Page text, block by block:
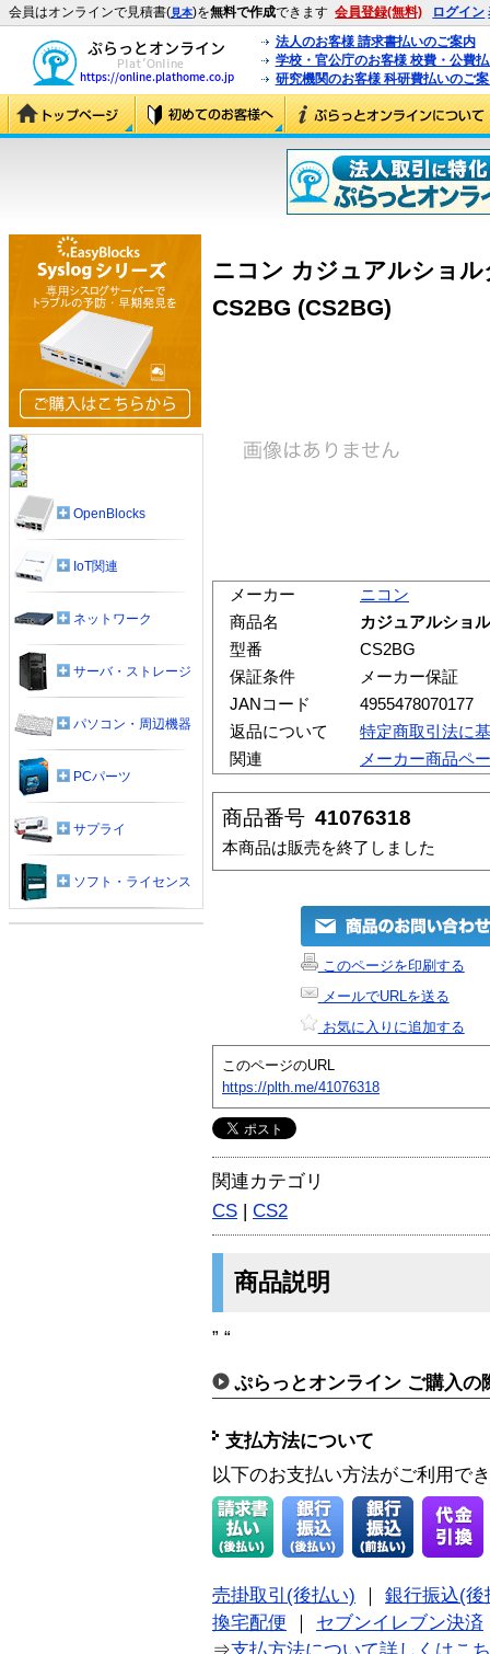
会員はオンラインで見積書(見本)を無料で作成できます 会員登録(無料) ログイン
法人のお客様 請求書払いのご案内
学校・官公庁のお客様 校費・公費
研究機関のお客様 科研費払いのご
ニコン カジュアルショ
CS2BG (CS2BG)
メーカー
ニコン
商品名
カジュアルショ
型番
CS2BG
保証条件
メーカー保証
JANコード
4955478070177
返品について
特定商取引法に
関連
メーカー商品ペ
商品番号 41076318
本商品は販売を終了しました
このページを印刷する
メールでURLを送る
お気に入りに追加する
このページのURL
https://plth.me/41076318
関連カテゴリ
CS | CS2
商品説明
” “
ぷらっとオンライン ご購入の
支払方法について
以下のお支払い方法がご利用で
売掛取引(後払い)
銀行振込(後
換宅配便
セブンイレブン決済
OpenBlocks
IoT関連
ネットワーク
サーバ・ストレージ
パソコン・周辺機器
PCパーツ
サプライ
ソフト・ライセンス